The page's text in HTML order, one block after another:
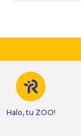
Halo, tu ZOO!